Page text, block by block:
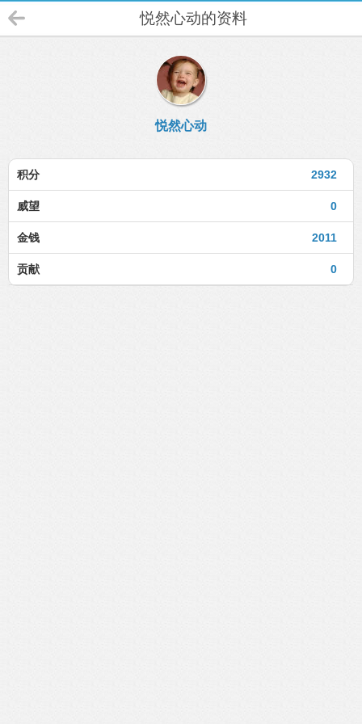
悦然心动的资料
悦然心动
2932
积分
0
威望
2011
金钱
0
贡献